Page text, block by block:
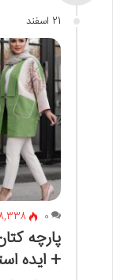
21 اسفند
0
پارچه
+ ایده